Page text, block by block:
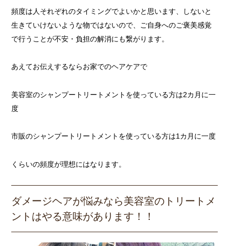
頻度は人それぞれのタイミングでよいかと思います、しないと
生きていけないような物ではないので、ご自身へのご褒美感覚
で行うことが不安・負担の解消にも繋がります。
あえてお伝えするならお家でのヘアケアで
美容室のシャンプートリートメントを使っている方は2カ月に一
度
市販のシャンプートリートメントを使っている方は1カ月に一度
くらいの頻度が理想にはなります。
ダメージヘアが悩みなら美容室のトリートメ
ントはやる意味があります！！